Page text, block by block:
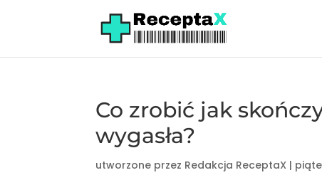
Co zrobić jak
wygasła?
utworzone przez Redakcja ReceptaX |